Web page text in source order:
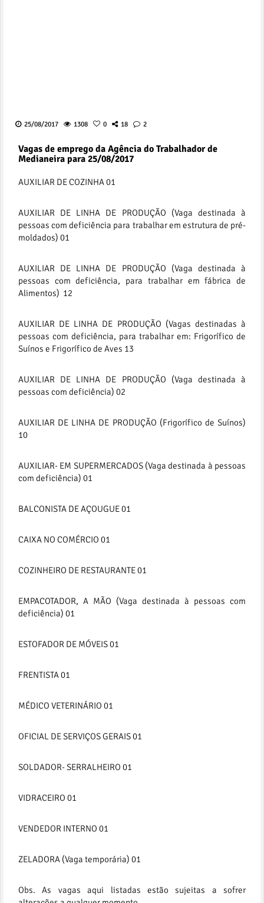
25/08/2017 1308 0 18 2
Vagas de emprego da Agência do Trabalhador de
Medianeira para 25/08/2017
AUXILIAR DE COZINHA 01
AUXILIAR DE LINHA DE PRODUÇÃO (Vaga destinada à
pessoas com deficiência para trabalhar em estrutura de pré-
moldados) 01
AUXILIAR DE LINHA DE PRODUÇÃO (Vaga destinada à
pessoas com deficiência, para trabalhar em fábrica de
Alimentos) 12
AUXILIAR DE LINHA DE PRODUÇÃO (Vagas destinadas à
pessoas com deficiência, para trabalhar em: Frigorífico de
Suínos e Frigorífico de Aves 13
AUXILIAR DE LINHA DE PRODUÇÃO (Vaga destinada à
pessoas com deficiência) 02
AUXILIAR DE LINHA DE PRODUÇÃO (Frigorífico de Suínos)
10
AUXILIAR- EM SUPERMERCADOS (Vaga destinada à pessoas
com deficiência) 01
BALCONISTA DE AÇOUGUE 01
CAIXA NO COMÉRCIO 01
COZINHEIRO DE RESTAURANTE 01
EMPACOTADOR, A MÃO (Vaga destinada à pessoas com
deficiência) 01
ESTOFADOR DE MÓVEIS 01
FRENTISTA 01
MÉDICO VETERINÁRIO 01
OFICIAL DE SERVIÇOS GERAIS 01
SOLDADOR- SERRALHEIRO 01
VIDRACEIRO 01
VENDEDOR INTERNO 01
ZELADORA (Vaga temporária) 01
Obs. As vagas aqui listadas estão sujeitas a sofrer